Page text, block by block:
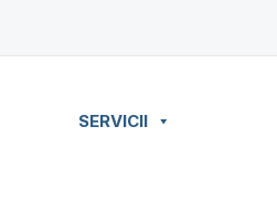
SERVICII